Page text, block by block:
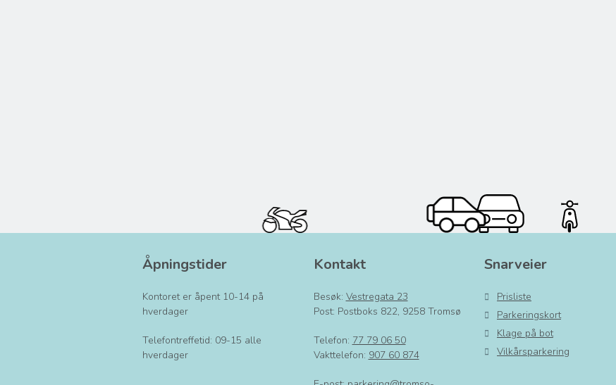
Åpningstider
Kontoret er åpent 10-14 på
hverdager
Telefontreffetid: 09-15 alle
hverdager
Kontakt
Besøk: Vestregata 23
Post: Postboks 822, 9258 Tromsø
Telefon: 77 79 06 50
Vakttelefon: 907 60 874
Snarveier
Prisliste
Parkeringskort
Klage på bot
Vilkårsparkering